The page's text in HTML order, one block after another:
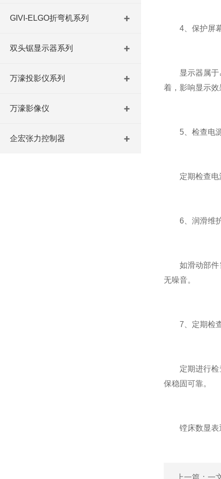
GIVI-ELGO折弯机系列
双头锯显示器系列
万濠投影仪系列
万濠影像仪
企宏张力控制器
4、保护屏
显示器属于易
着，影响显示效
5、检查电
定期检查电源
6、润滑维
如滑动部件需
无噪音。
7、定期检
定期进行检查
保稳固可靠。
镗床数显表通
上一篇： 一